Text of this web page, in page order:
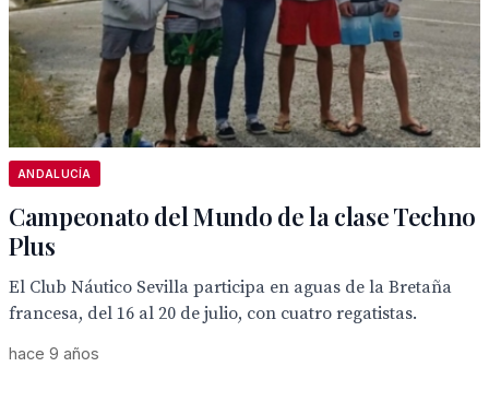
ANDALUCÍA
Campeonato del Mundo de la clase Techno
Plus
El Club Náutico Sevilla participa en aguas de la Bretaña
francesa, del 16 al 20 de julio, con cuatro regatistas.
hace 9 años